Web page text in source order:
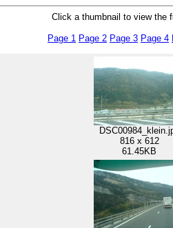
Click a thumbnail to view the
Page 1 Page 2 Page 3 Page 4
816 x 612
61.45KB